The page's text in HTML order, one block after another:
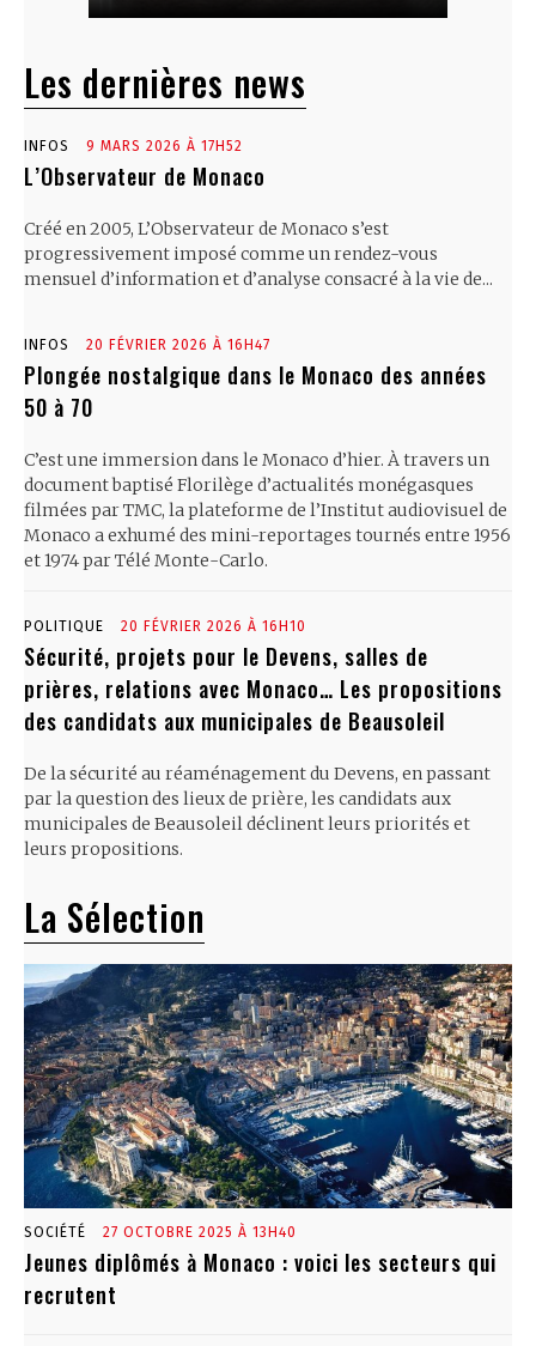
Les dernières news
INFOS 9 MARS 2026 À 17H52
L’Observateur de Monaco
Créé en 2005, L’Observateur de Monaco s’est
progressivement imposé comme un rendez-vous
mensuel d’information et d’analyse consacré à la vie de...
INFOS 20 FÉVRIER 2026 À 16H47
Plongée nostalgique dans le Monaco des années
50 à 70
C’est une immersion dans le Monaco d’hier. À travers un
document baptisé Florilège d’actualités monégasques
filmées par TMC, la plateforme de l’Institut audiovisuel de
Monaco a exhumé des mini-reportages tournés entre 1956
et 1974 par Télé Monte-Carlo.
POLITIQUE 20 FÉVRIER 2026 À 16H10
Sécurité, projets pour le Devens, salles de
prières, relations avec Monaco… Les propositions
des candidats aux municipales de Beausoleil
De la sécurité au réaménagement du Devens, en passant
par la question des lieux de prière, les candidats aux
municipales de Beausoleil déclinent leurs priorités et
leurs propositions.
La Sélection
SOCIÉTÉ 27 OCTOBRE 2025 À 13H40
Jeunes diplômés à Monaco : voici les secteurs qui
recrutent